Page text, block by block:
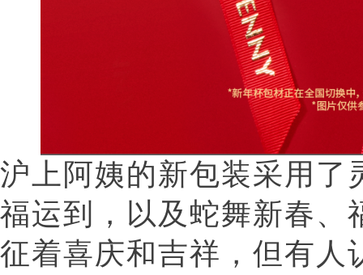
沪上阿姨的新包装采用了
福运到，以及蛇舞新春、
征着喜庆和吉祥，但有人